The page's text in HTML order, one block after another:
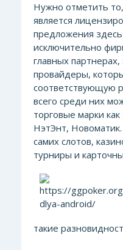
Нужно отметить
является
предложения
исключительно
главных
провайдеры,
соответствующую
всего среди них
торговые марки
НэтЭнт,
самих слотов,
турниры и
такие